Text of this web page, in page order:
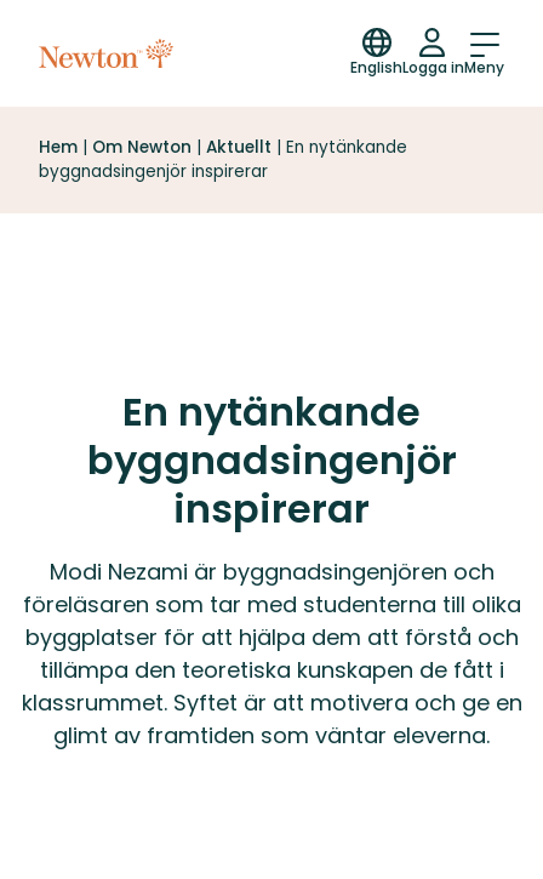
EnglishLogga inMeny
Hem | Om Newton | Aktuellt | En nytänkande
byggnadsingenjör inspirerar
En nytänkande
byggnadsingenjör
inspirerar
Modi Nezami är byggnadsingenjören och
föreläsaren som tar med studenterna till olika
byggplatser för att hjälpa dem att förstå och
tillämpa den teoretiska kunskapen de fått i
klassrummet. Syftet är att motivera och ge en
glimt av framtiden som väntar eleverna.